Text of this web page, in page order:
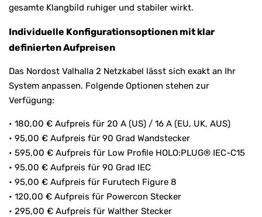
gesamte Klangbild ruhiger und stabiler wirkt.
Individuelle Konfigurationsoptionen mit klar
definierten Aufpreisen
Das Nordost Valhalla 2 Netzkabel lässt sich exakt an Ihr
System anpassen. Folgende Optionen stehen zur
Verfügung:
• 180,00 € Aufpreis für 20 A (US) / 16 A (EU, UK, AUS)
• 95,00 € Aufpreis für 90 Grad Wandstecker
• 595,00 € Aufpreis für Low Profile HOLO:PLUG® IEC-C15
• 95,00 € Aufpreis für 90 Grad IEC
• 95,00 € Aufpreis für Furutech Figure 8
• 120,00 € Aufpreis für Powercon Stecker
• 295,00 € Aufpreis für Walther Stecker